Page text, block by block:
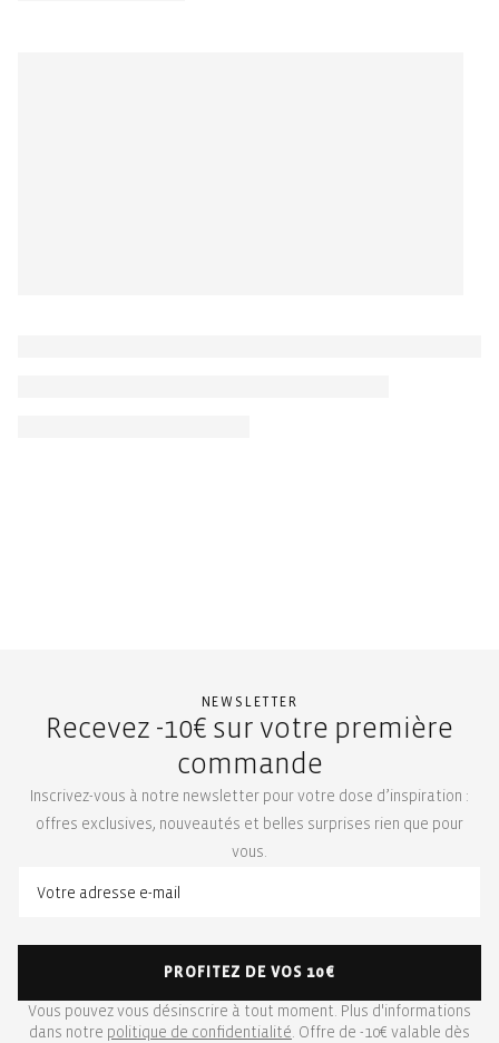
NEWSLETTER
Recevez -10€ sur votre première
commande
Inscrivez-vous à notre newsletter pour votre dose d’inspiration :
offres exclusives, nouveautés et belles surprises rien que pour
vous.
PROFITEZ DE VOS 10€
Vous pouvez vous désinscrire à tout moment. Plus d'informations
dans notre politique de confidentialité . Offre de -10€ valable dès